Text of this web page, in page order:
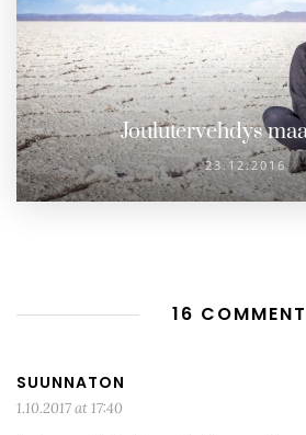
Joulutervehdys
23.12.2016
16
SUUNNATON
1.10.2017 at 17:40